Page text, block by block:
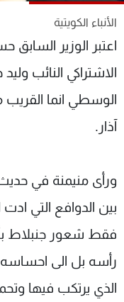
الأنباء الكويتية
اعتبر الوزير
الاشتراكي النائب
آذار.
ورأى منيمنة في
بين الدوافع التي
فقط شعور جنبلاط
رأسه بل الى احساسه
الذي يرتكب فيها
الترددات
عن MTV
الإنـتـاج
لاعلاناتكم